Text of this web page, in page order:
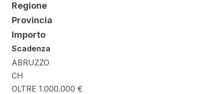
Regione
Provincia
Importo
Scadenza
ABRUZZO
CH
OLTRE 1.000.000 €